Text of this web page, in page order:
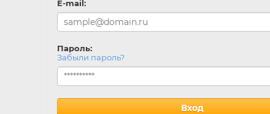
E-mail:
Пароль:
Забыли пароль?
Вход